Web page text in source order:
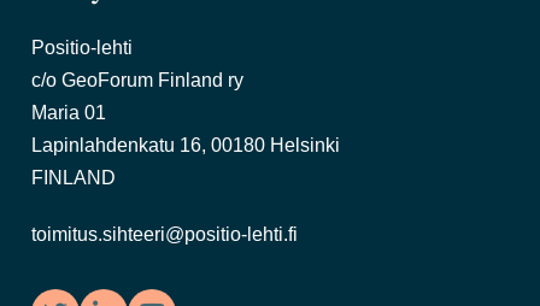
Positio-lehti
c/o GeoForum Finland ry
Maria 01
Lapinlahdenkatu 16, 00180 Helsinki
FINLAND
toimitus.sihteeri@positio-lehti.fi